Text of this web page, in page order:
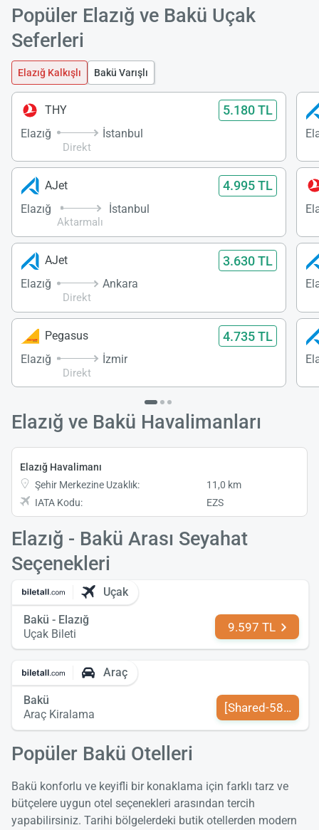
Popüler Elazığ ve Bakü Uçak
Seferleri
Elazığ Kalkışlı Bakü Varışlı
THY 5.180 TL
Elazığ
Direkt
İstanbul
AJet 4.995 TL
Elazığ
Aktarmalı
İstanbul
AJet 3.630 TL
Elazığ
Direkt
Ankara
Pegasus 4.735 TL
Elazığ
Direkt
İzmir
Elazığ ve Bakü Havalimanları
Elazığ Havalimanı
Şehir Merkezine Uzaklık:
11,0 km
IATA Kodu:
EZS
Elazığ - Bakü Arası Seyahat
Seçenekleri
Uçak
Bakü - Elazığ
Uçak Bileti
9.597 TL
Araç
Bakü
Araç Kiralama
[Shared-589-tr-
Popüler Bakü Otelleri
Bakü konforlu ve keyifli bir konaklama için farklı tarz ve
bütçelere uygun otel seçenekleri arasından tercih
yapabilirsiniz. Tarihi bölgelerdeki butik otellerden modern